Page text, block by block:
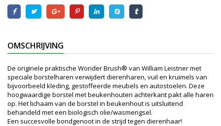
OMSCHRIJVING
De originele praktische Wonder Brush® van William Leistner met
speciale borstelharen verwijdert dierenharen, vuil en kruimels van
bijvoorbeeld kleding, gestoffeerde meubels en autostoelen. Deze
hoogwaardige borstel met beukenhouten achterkant pakt alle haren
op. Het lichaam van de borstel in beukenhout is uitsluitend
behandeld met een biologisch olie/wasmengsel.
Een succesvolle bondgenoot in de strijd tegen dierenhaar!